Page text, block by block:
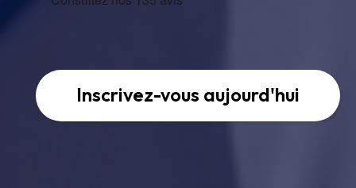
Inscrivez-vous aujourd'hui